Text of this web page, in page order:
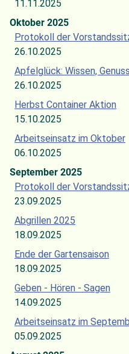
11.11.2025
Oktober 2025
Protokoll der
26.10.2025
Apfelglück: Wissen,
26.10.2025
Herbst Container Aktion
15.10.2025
Arbeitseinsatz im Oktober
06.10.2025
September 2025
Protokoll der
23.09.2025
Abgrillen 2025
18.09.2025
Ende der Gartensaison
18.09.2025
Geben - Hören - Sagen
14.09.2025
Arbeitseinsatz im
05.09.2025